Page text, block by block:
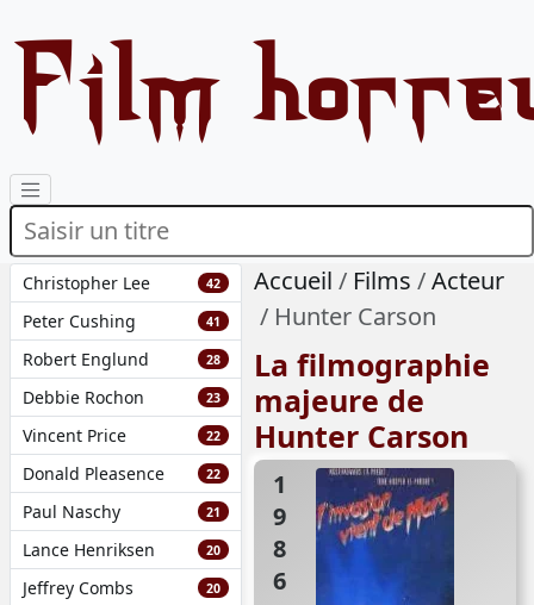
Film
Christopher Lee 42
Peter Cushing 41
Robert Englund 28
Debbie Rochon 23
Vincent Price 22
Donald Pleasence 22
Paul Naschy 21
Lance Henriksen 20
Jeffrey Combs 20
Accueil Films
Acteur
Hunter Carson
La filmographie
majeure de
Hunter Carson
1986